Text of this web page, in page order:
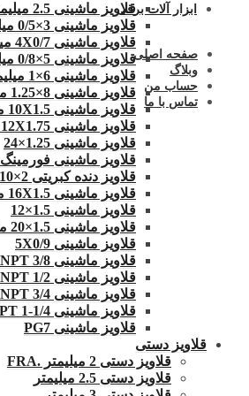
ابزار آلات برقی
صفحه اصلی
وبلاگ
حساب من
تماس با ما
قلاویز ماشینی 2.5 میلیمتر
قلاویز ماشینی 3×0/5 میلیمتر.اسکا
قلاویز ماشینی 4X0/7 میلیمتر اسکا
قلاویز ماشینی 5×0/8 میلیمتر اسکا
قلاویز ماشینی 6×1 میلیمتر اسکا
قلاویز ماشینی 8×1.25 میلیمتر .اسکا
قلاویز ماشینی 10X1.5 میلیمتر .اسکا
قلاویز ماشینی 12X1.75 میلیمتر اسکا
قلاویز ماشینی 1.25×24
قلاویز ماشینی فورمینگ 1×6
قلاویز دنده کبریتی 2×10 چپ
قلاویز ماشینی 16X1.5 مارپیچ
قلاویز ماشینی 1.5×12
قلاویز ماشینی 1.5×20 مارپیچ چپ
قلاویز ماشینی 5X0/9
قلاویز ماشینی 3/8 NPT
قلاویز ماشینی 1/2 NPT
قلاویز ماشینی 3/4 NPT
قلاویز ماشینی 1/4-1 NPT
قلاویز ماشینی PG7
قلاویز دستی
قلاویز دستی 2 میلیمتر .FRA
قلاویز دستی 2.5 میلیمتر